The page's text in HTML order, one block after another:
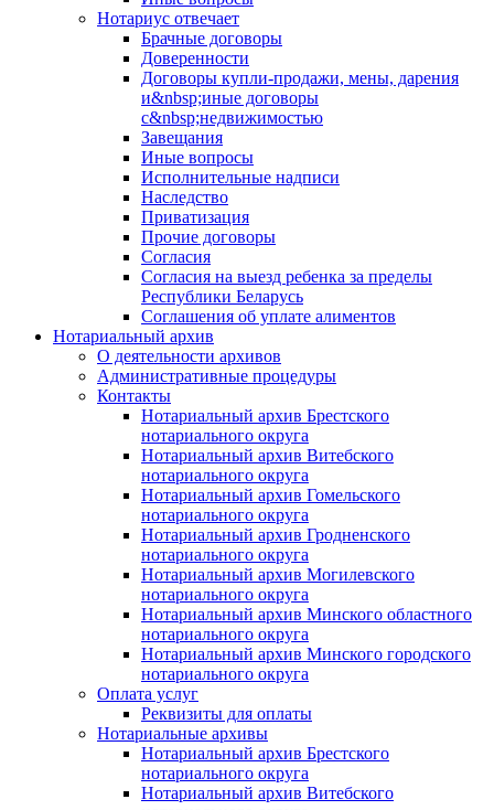
Нотариус отвечает
Брачные договоры
Доверенности
Договоры купли-продажи, мены, дарения
и&nbsp;иные договоры
с&nbsp;недвижимостью
Завещания
Иные вопросы
Исполнительные надписи
Наследство
Приватизация
Прочие договоры
Согласия
Согласия на выезд ребенка за пределы
Республики Беларусь
Соглашения об уплате алиментов
Нотариальный архив
О деятельности архивов
Административные процедуры
Контакты
Нотариальный архив Брестского
нотариального округа
Нотариальный архив Витебского
нотариального округа
Нотариальный архив Гомельского
нотариального округа
Нотариальный архив Гродненского
нотариального округа
Нотариальный архив Могилевского
нотариального округа
Нотариальный архив Минского областного
нотариального округа
Нотариальный архив Минского городского
нотариального округа
Оплата услуг
Реквизиты для оплаты
Нотариальные архивы
Нотариальный архив Брестского
нотариального округа
Нотариальный архив Витебского